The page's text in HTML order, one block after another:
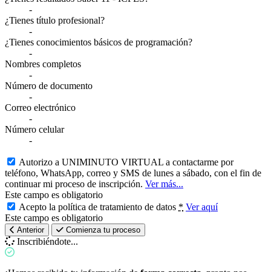
-
¿Tienes título profesional?
-
¿Tienes conocimientos básicos de programación?
-
Nombres completos
-
Número de documento
-
Correo electrónico
-
Número celular
-
Autorizo a UNIMINUTO VIRTUAL a contactarme por
teléfono, WhatsApp, correo y SMS de lunes a sábado, con el fin de
continuar mi proceso de inscripción. Ver más...
Este campo es obligatorio
Acepto la política de tratamiento de datos * Ver aquí
Este campo es obligatorio
Anterior Comienza tu proceso
Inscribiéndote...